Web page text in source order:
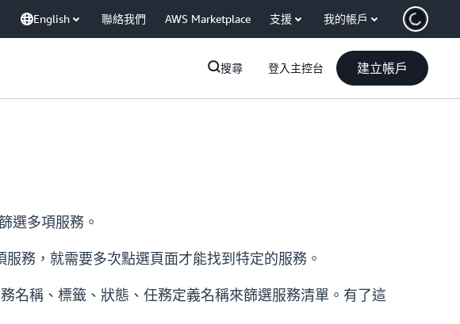
English 聯絡我們 AWS Marketplace 支援 我的帳戶
搜尋 登入主控台 建立帳戶
選多項服務。
務，就需要多次點選頁面才能找到特定的服務。
名稱、標籤、狀態、任務定義名稱來篩選服務清單。有了這